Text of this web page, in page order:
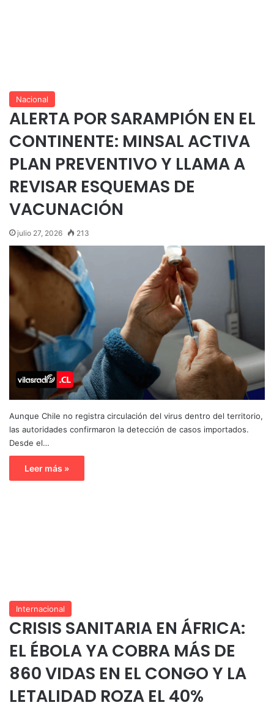
Nacional
ALERTA POR SARAMPIÓN EN EL
CONTINENTE: MINSAL ACTIVA
PLAN PREVENTIVO Y LLAMA A
REVISAR ESQUEMAS DE
VACUNACIÓN
julio 27, 2026 213
Aunque Chile no registra circulación del virus dentro del territorio,
las autoridades confirmaron la detección de casos importados.
Desde el…
Leer más »
Internacional
CRISIS SANITARIA EN ÁFRICA:
EL ÉBOLA YA COBRA MÁS DE
860 VIDAS EN EL CONGO Y LA
LETALIDAD ROZA EL 40%